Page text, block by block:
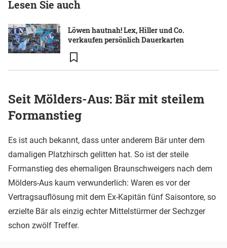
Lesen Sie auch
Löwen hautnah! Lex, Hiller und Co.
verkaufen persönlich Dauerkarten
Seit Mölders-Aus: Bär mit steilem
Formanstieg
Es ist auch bekannt, dass unter anderem Bär unter dem
damaligen Platzhirsch gelitten hat. So ist der steile
Formanstieg des ehemaligen Braunschweigers nach dem
Mölders-Aus kaum verwunderlich: Waren es vor der
Vertragsauflösung mit dem Ex-Kapitän fünf Saisontore, so
erzielte Bär als einzig echter Mittelstürmer der Sechzger
schon zwölf Treffer.